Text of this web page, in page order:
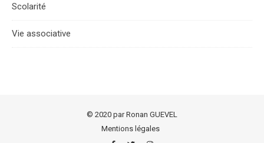
Scolarité
Vie associative
© 2020 par Ronan GUEVEL
Mentions légales